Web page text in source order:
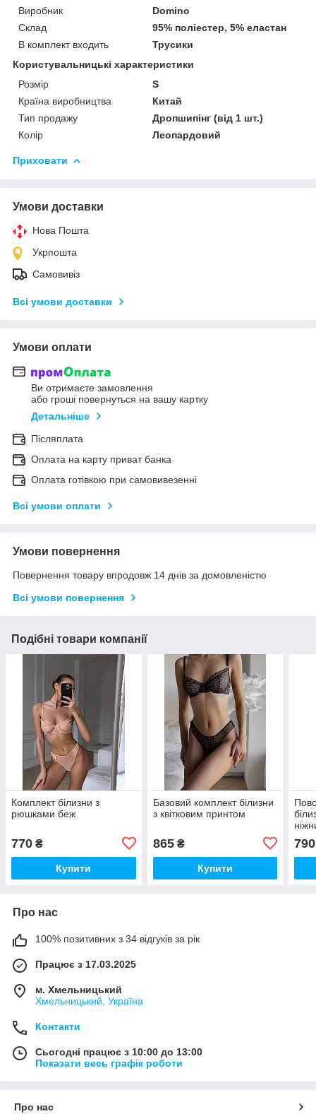
Виробник
Domino
Склад
95% поліестер, 5% еластан
В комплект входить
Трусики
Користувальницькі характеристики
Розмір
S
Країна виробництва
Китай
Тип продажу
Дропшипінг (від 1 шт.)
Колір
Леопардовий
Приховати
Умови доставки
Нова Пошта
Укрпошта
Самовивіз
Всі умови доставки
Умови оплати
Ви отримаєте замовлення
або гроші повернуться на вашу картку
Детальніше
Післяплата
Оплата на карту приват банка
Оплата готівкою при самовивезенні
Всі умови оплати
Умови повернення
Повернення товару впродовж 14 днів за домовленістю
Всі умови повернення
Подібні товари компанії
Комплект білизни з
рюшками беж
770 ₴
Купити
Базовий комплект білизни
з квітковим принтом
865₴
Купити
790
Про нас
100% позитивних з 34 відгуків за рік
Працює з 17.03.2025
м. Хмельницький
Хмельницький, Україна
Контакти
Сьогодні працює з 10:00 до 13:00
Показати весь графік роботи
Про нас